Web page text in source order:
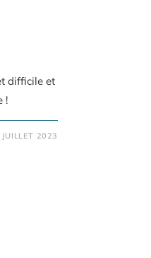
difficile et
!
2023